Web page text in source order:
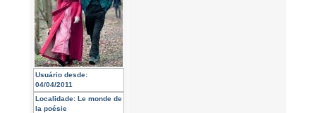
Usuário desde:
04/04/2011
Localidade: Le monde de
la poésie